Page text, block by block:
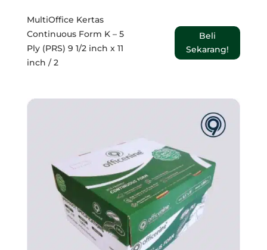
MultiOffice Kertas
Continuous Form K – 5
Ply (PRS) 9 1/2 inch x 11
inch / 2
Beli
Sekarang!